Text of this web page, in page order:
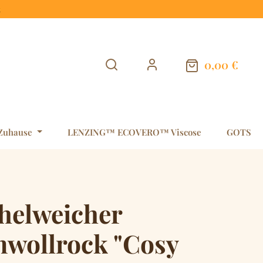
0,00 €
Warenkorb
LENZING™ ECOVERO™ Viscose GOTS
"Cosy